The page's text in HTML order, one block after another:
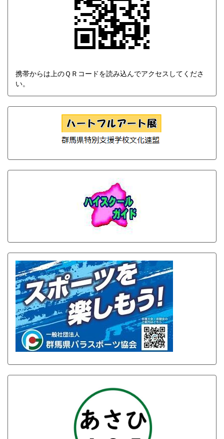
携帯からは上のＱＲコードを読み込んでアクセスしてくださ
い。